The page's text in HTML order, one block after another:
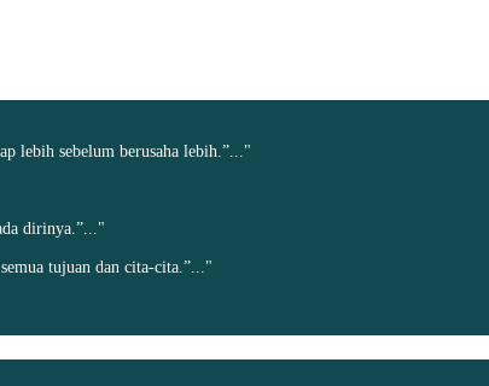
lebih sebelum berusaha lebih.”..."
dirinya.”..."
tujuan dan cita-cita.”..."